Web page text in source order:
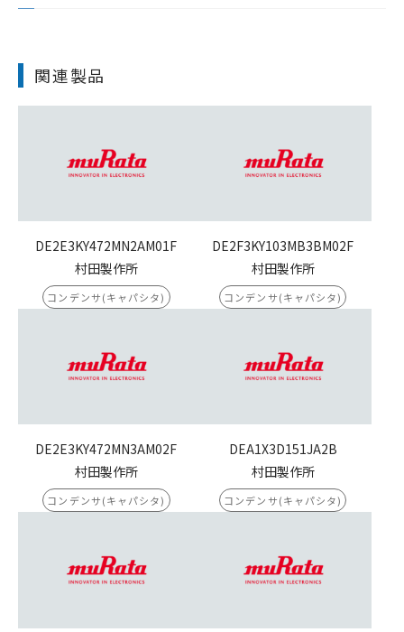
関連製品
DE2E3KY472MN2AM01F
村田製作所
コンデンサ(キャパシタ)
DE2F3KY103MB3BM02F
村田製作所
コンデンサ(キャパシタ)
DE2E3KY472MN3AM02F
村田製作所
コンデンサ(キャパシタ)
DEA1X3D151JA2B
村田製作所
コンデンサ(キャパシタ)